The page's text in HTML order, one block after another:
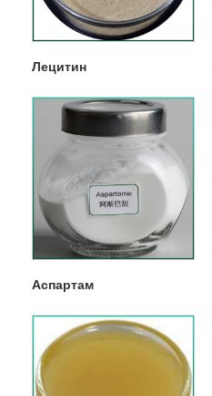
Лецитин
Аспартам